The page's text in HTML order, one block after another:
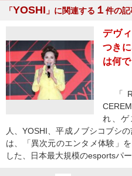
「YOSHI 」に関連する １ 件の記
デヴ
つき
は何
「
れ、ゲ
人、YOSHI、平成ノブシコブシ
は、「異次元のエンタメ体験」
した、日本最大規模のesportsパ